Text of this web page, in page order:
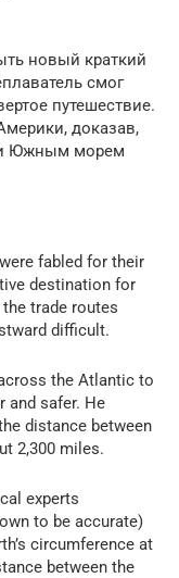
новый краткий
смог
путешествие.
доказав,
и Южным морем
fabled for their
destination for
trade routes
difficult.
the Atlantic to
and safer. He
distance between
2,300 miles.
experts
to be accurate)
circumference at
between the